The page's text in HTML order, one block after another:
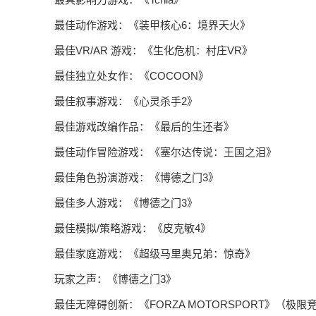
最佳动作游戏：《装甲核心6：境界天火》
最佳VR/AR 游戏：《生化危机：村庄VR》
最佳独立处女作：《COCOON》
最佳叙事游戏：《心灵杀手2》
最佳游戏改编作品：《最后的生还者》
最佳动作冒险游戏：《塞尔达传说：王国之泪》
最佳角色扮演游戏：《博德之门3》
最佳多人游戏：《博德之门3》
最佳模拟/策略游戏：《皮克敏4》
最佳家庭游戏：《超级马里奥兄弟：惊奇》
玩家之声：《博德之门3》
最佳无障碍创新：《FORZA MOTORSPORT》（极限